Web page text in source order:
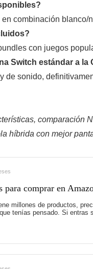
combinación blanco/
con juegos
Switch estándar a la
de sonido,
comparación
híbrida con mejor
para comprar en
millones de productos,
tenías pensado. Si